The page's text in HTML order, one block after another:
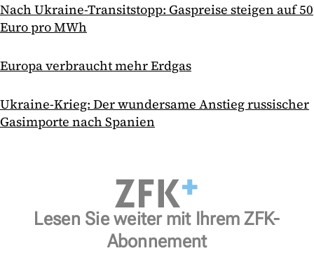
Nach Ukraine-Transitstopp: Gaspreise steigen auf 50
Euro pro MWh
Europa verbraucht mehr Erdgas
Ukraine-Krieg: Der wundersame Anstieg russischer
Gasimporte nach Spanien
Lesen Sie weiter mit Ihrem ZFK-
Abonnement